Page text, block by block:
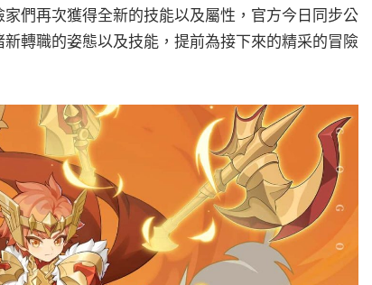
們再次獲得全新的技能以及屬性，官方今日同步公
轉職的姿態以及技能，提前為接下來的精采的冒險